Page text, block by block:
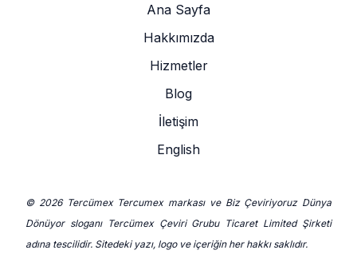
Ana Sayfa
Hakkımızda
Hizmetler
Blog
İletişim
English
© 2026 Tercümex Tercumex markası ve Biz Çeviriyoruz Dünya
Dönüyor sloganı Tercümex Çeviri Grubu Ticaret Limited Şirketi
adına tescilidir. Sitedeki yazı, logo ve içeriğin her hakkı saklıdır.